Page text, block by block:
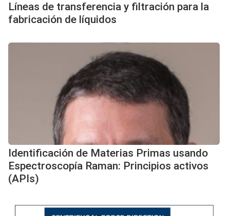
Líneas de transferencia y filtración para la
fabricación de líquidos
Identificación de Materias Primas usando
Espectroscopía Raman: Principios activos
(APIs)